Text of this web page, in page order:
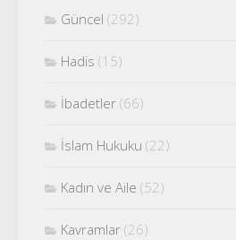
Güncel (292)
Hadis (15)
İbadetler (66)
İslam Hukuku (22)
Kadın ve Aile (52)
Kavramlar (26)